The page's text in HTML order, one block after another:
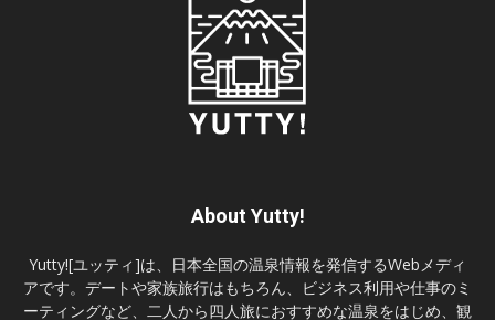
About Yutty!
Yutty![ユッティ]は、日本全国の温泉情報を発信するWebメディ
アです。デートや家族旅行はもちろん、ビジネス利用や仕事のミ
ーティングなど、二人から四人旅におすすめな温泉をはじめ、観